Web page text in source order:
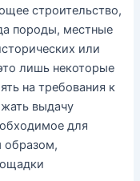
строительство,
породы, местные
или
лишь некоторые
на требования к
выдачу
для
образом,